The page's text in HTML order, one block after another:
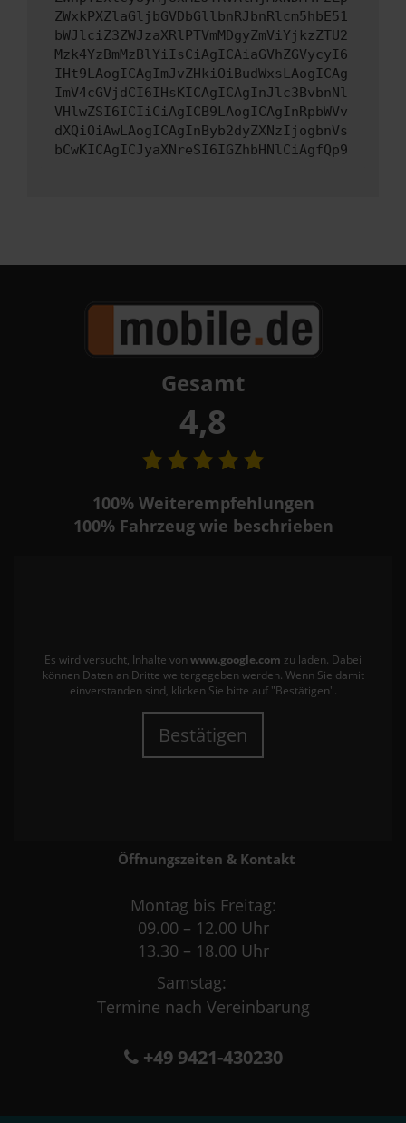
ZWxkPXZlaGljbGVDbGllbnRJbnRlcm5hbE51
bWJlciZ3ZWJzaXRlPTVmMDgyZmViYjkzZTU2
Mzk4YzBmMzBlYiIsCiAgICAiaGVhZGVycyI6
IHt9LAogICAgImJvZHkiOiBudWxsLAogICAg
ImV4cGVjdCI6IHsKICAgICAgInJlc3BvbnNl
VHlwZSI6ICIiCiAgICB9LAogICAgInRpbWVv
dXQiOiAwLAogICAgInByb2dyZXNzIjogbnVs
bCwKICAgICJyaXNreSI6IGZhbHNlCiAgfQp9
Gesamt
4,8
100%Weiterempfehlungen
100%Fahrzeug wie beschrieben
Es wird versucht, Inhalte von www.google.com zu laden. Dabei
können Daten an Dritte weitergegeben werden. Wenn Sie damit
einverstanden sind, klicken Sie bitte auf "Bestätigen".
Bestätigen
Öffnungszeiten & Kontakt
Montag bis Freitag:
09.00 – 12.00 Uhr
13.30 – 18.00 Uhr
Samstag:
Termine nach Vereinbarung
+49 9421-430230